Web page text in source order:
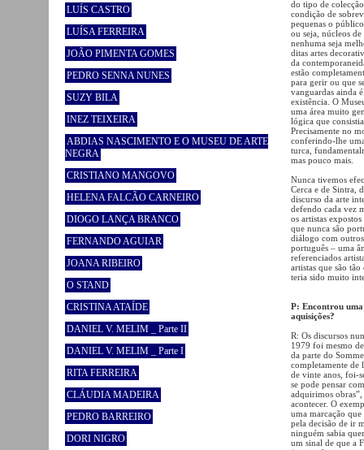
LUÍS CASTRO
LUÍSA FERREIRA
JOÃO PIMENTA GOMES
PEDRO SENNA NUNES
SUZY BILA
INEZ TEIXEIRA
ABDIAS NASCIMENTO E O MUSEU DE ARTE
NEGRA
CRISTIANO MANGOVO
HELENA FALCÃO CARNEIRO
DIOGO LANÇA BRANCO
FERNANDO AGUIAR
JOANA RIBEIRO
O STAND
CRISTINA ATAÍDE
DANIEL V. MELIM _ Parte II
DANIEL V. MELIM _ Parte I
RITA FERREIRA
CLÁUDIA MADEIRA
PEDRO BARREIRO
DORI NIGRO
do tipo de
condição de
pequenas o
ou seja, núcleos
nenhuma seja
ditas artes
da
estão
para gerir ou que
vanguardas ainda
existência. O
uma área muito
lógica que
Precisamente no
conferindo-lhe
turca,
mas pouco mais.
Nunca tivemos
Cerca e de Sintra,
discurso da arte
defendo cada vez
os artistas
que nunca são
diálogo com
português – uma
referenciados
artistas que são
teria sido muito
P: Encontrou
aquisições?
R: Os discursos
1979 foi mesmo
da parte do
completamente de
de vinte anos, foi-
se pode pensar
adquirimos
acontecer. O
uma marcação
pela decisão de ir
ninguém sabia
um sinal de que a